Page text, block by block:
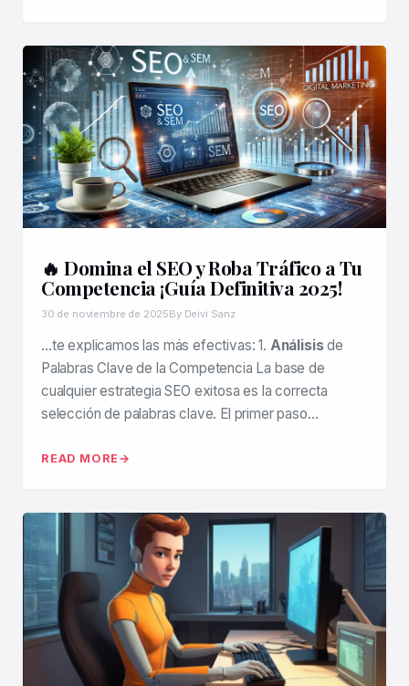
🔥 Domina el SEO y Roba Tráfico a Tu
Competencia ¡Guía Definitiva 2025!
30 de noviembre de 2025By Deivi Sanz
…te explicamos las más efectivas: 1. Análisisde
Palabras Clave de la Competencia La base de
cualquier estrategia SEO exitosa es la correcta
selección de palabras clave. El primer paso…
READ MORE